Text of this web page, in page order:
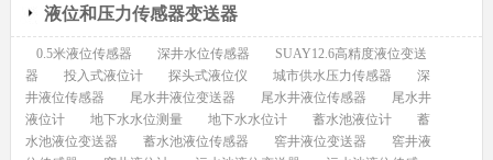
液位和压力传感器变送器
0.5米液位传感器 深井水位传感器
SUAY12.6高精度液位变送
器
投入式液位计 探头式液位仪 城市供水压力传感器
深
井液位传感器
尾水井液位变送器 尾水井液位传感器
尾水井
液位计
地下水水位测量 地下水水位计 蓄水池液位计
蓄
水池液位变送器
蓄水池液位传感器 窖井液位变送器
窖井液